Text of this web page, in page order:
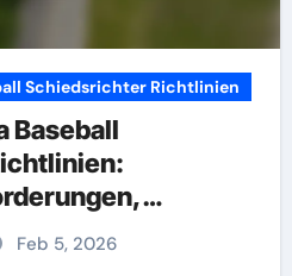
Schiedsrichter Richtlinien
Baseball
Feb 5, 2026